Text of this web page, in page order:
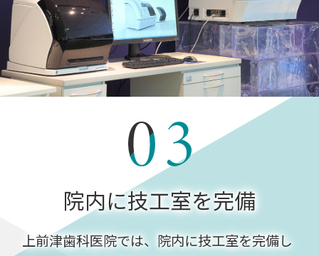
院内に技工室を完備
上前津歯科医院では、院内に技工室を完備し